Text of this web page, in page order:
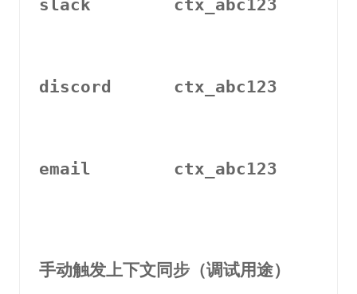
slack
discord
email
手动触发上下文同步（调试用途）